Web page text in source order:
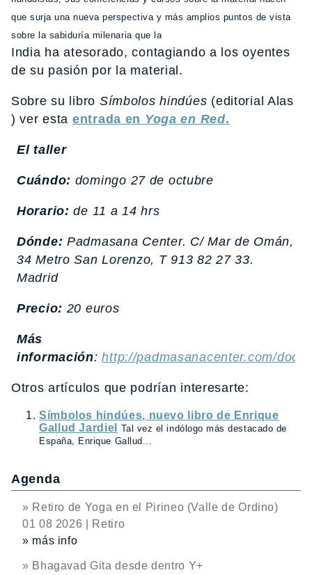
que surja una nueva perspectiva y más amplios puntos de vista
sobre la sabiduría milenaria que la
India ha atesorado, contagiando a los oyentes
de su pasión por la material.
Sobre su libro Símbolos hindúes (editorial Alas
) ver esta entrada en Yoga en Red.
El taller
Cuándo: domingo 27 de octubre
Horario: de 11 a 14 hrs
Dónde:Padmasana Center. C/ Mar de Omán,
34 Metro San Lorenzo, T 913 82 27 33.
Madrid
Precio: 20 euros
Más
información:http://padmasanacenter.com/
Otros artículos que podrían interesarte:
Símbolos hindúes, nuevo libro de Enrique
Gallud Jardiel
Tal vez el indólogo más destacado de
España, Enrique Gallud...
Agenda
» Retiro de Yoga en el Pirineo (Valle de Ordino)
01 08 2026 | Retiro
» más info
» Bhagavad Gita desde dentro Y+